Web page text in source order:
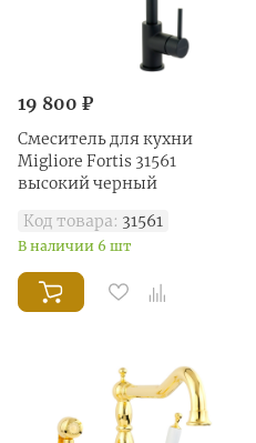
19 800 ₽
Смеситель для кухни
Migliore Fortis 31561
высокий черный
Код товара: 31561
В наличии 6 шт